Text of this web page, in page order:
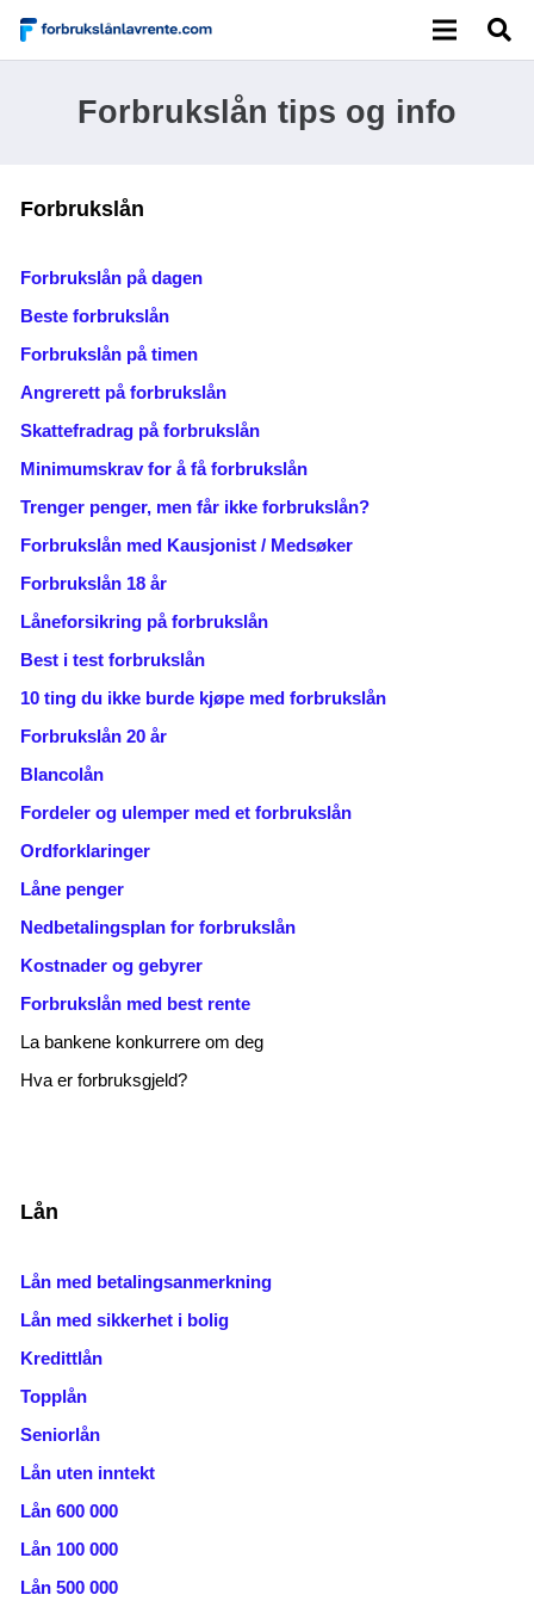
Forbrukslån tips og info
Forbrukslån
Forbrukslån på dagen
Beste forbrukslån
Forbrukslån på timen
Angrerett på forbrukslån
Skattefradrag på forbrukslån
Minimumskrav for å få forbrukslån
Trenger penger, men får ikke forbrukslån?
Forbrukslån med Kausjonist / Medsøker
Forbrukslån 18 år
Låneforsikring på forbrukslån
Best i test forbrukslån
10 ting du ikke burde kjøpe med forbrukslån
Forbrukslån 20 år
Blancolån
Fordeler og ulemper med et forbrukslån
Ordforklaringer
Låne penger
Nedbetalingsplan for forbrukslån
Kostnader og gebyrer
Forbrukslån med best rente
La bankene konkurrere om deg
Hva er forbruksgjeld?
Lån
Lån med betalingsanmerkning
Lån med sikkerhet i bolig
Kredittlån
Topplån
Seniorlån
Lån uten inntekt
Lån 600 000
Lån 100 000
Lån 500 000